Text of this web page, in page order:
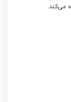
می‌کند.